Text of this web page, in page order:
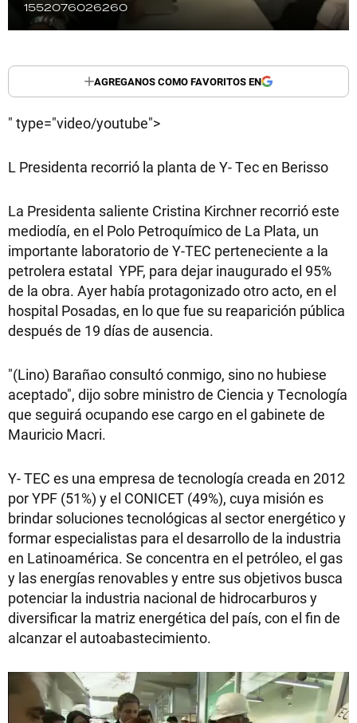
1552076026260
AGREGANOS COMO FAVORITOS EN
" type="video/youtube">
L Presidenta recorrió la planta de Y- Tec en Berisso
La Presidenta saliente Cristina Kirchner recorrió este
mediodía, en el Polo Petroquímico de La Plata, un
importante laboratorio de Y-TEC perteneciente a la
petrolera estatal YPF, para dejar inaugurado el 95%
de la obra. Ayer había protagonizado otro acto, en el
hospital Posadas, en lo que fue su reaparición pública
después de 19 días de ausencia.
"(Lino) Barañao consultó conmigo, sino no hubiese
aceptado", dijo sobre ministro de Ciencia y Tecnología
que seguirá ocupando ese cargo en el gabinete de
Mauricio Macri.
Y- TEC es una empresa de tecnología creada en 2012
por YPF (51%) y el CONICET (49%), cuya misión es
brindar soluciones tecnológicas al sector energético y
formar especialistas para el desarrollo de la industria
en Latinoamérica. Se concentra en el petróleo, el gas
y las energías renovables y entre sus objetivos busca
potenciar la industria nacional de hidrocarburos y
diversificar la matriz energética del país, con el fin de
alcanzar el autoabastecimiento.